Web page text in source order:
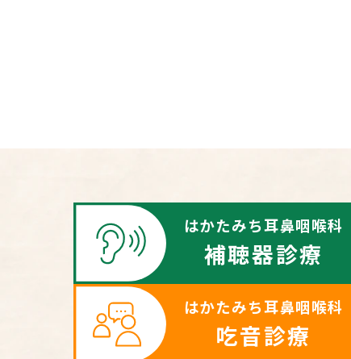
はかたみち耳鼻咽喉科
補聴器診療
はかたみち耳鼻咽喉科
吃音診療